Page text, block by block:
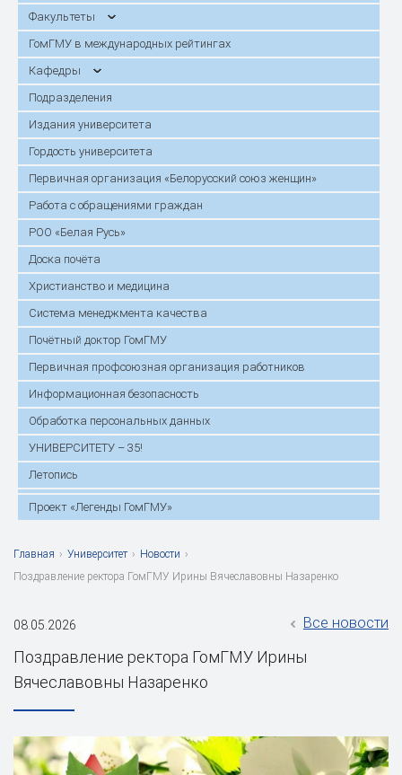
Факультеты
ГомГМУ в международных рейтингах
Кафедры
Подразделения
Издания университета
Гордость университета
Первичная организация «Белорусский союз женщин»
Работа с обращениями граждан
РОО «Белая Русь»
Доска почёта
Христианство и медицина
Система менеджмента качества
Почётный доктор ГомГМУ
Первичная профсоюзная организация работников
Информационная безопасность
Обработка персональных данных
УНИВЕРСИТЕТУ – 35!
Летопись
Проект «Легенды ГомГМУ»
Главная › Университет › Новости ›
Поздравление ректора ГомГМУ Ирины Вячеславовны Назаренко
08.05.2026 Все новости
Поздравление ректора ГомГМУ Ирины
Вячеславовны Назаренко